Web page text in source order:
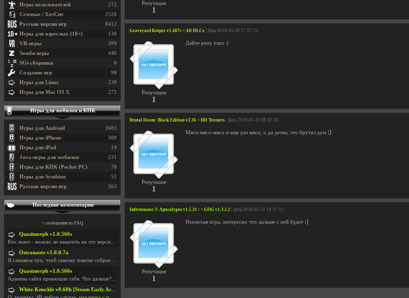
Репутация
1
Graveyard Keeper v1.407c + All DLCs | Дата 2018-05-29 17:37:24
Репутация
1
Дайте репу плиз :(
Brutal Doom: Black Edition v3.36 + HD Textures | Дата 2018-05-13 08:42:39
Репутация
1
Мясо-мясо-мясо и еще раз мясо, о да детка, это брутал дум
Infectonator 3: Apocalypse v1.5.31 / + GOG v1.3.2.2 | Дата 2018-05-11 19:27:12
Репутация
1
Неплохая игра, интересно что дальше с ней будет
272
Игры пользователей
2320
Сетевые / ХотСит
8412
Русские версии игр
130
Игры для взрослых (18+)
399
VR-игры
446
Зомби игры
0
SGi-сборники
98
Создание игр
239
Игры для Linux
272
Игры для Mac OS X
Игры для мобилок и КПК
1683
Игры для Android
309
Игры для iPhone
24
Игры для iPad
231
Java-игры для мобилки
78
Игры для КПК (Pocket PC)
51
Игры для Symbian
563
Русские версии игр
Последние комментарии
+ сообщения из FAQ
Quasimorph v1.0.566s
Кто знает - можно ли накатить на эту версию моды?
Ostranauts v1.0.0.7a
Я слишком туп, чтоб самому плагин собрать. И что-т
Quasimorph v1.0.566s
Админы сайта превзошли себя. Что дальше? Засунь се
White Knuckle v0.60h [Steam Early Access]